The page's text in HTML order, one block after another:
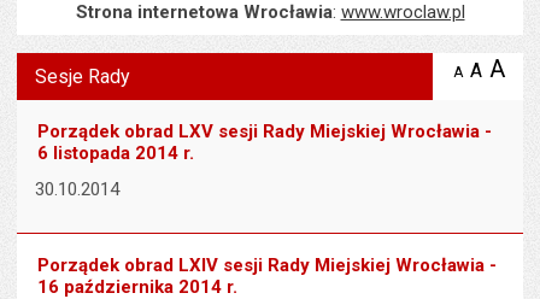
Strona internetowa Wrocławia: www.wroclaw.pl
Sesje Rady A zmniejsz
A A
Porządek obrad LXV sesji Rady Miejskiej Wrocławia -
6 listopada 2014 r.
30.10.2014
Porządek obrad LXIV sesji Rady Miejskiej Wrocławia -
16 października 2014 r.